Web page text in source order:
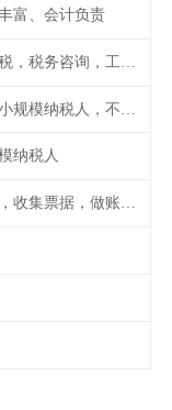
富、会计负责
纳税人
咨询，签约，建账，收集票据，做账，报税